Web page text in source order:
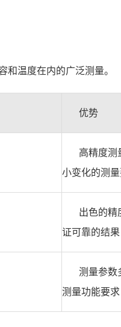
和温度在内的广泛测量。
优势
高精度测
小变化的测
出色的精
证可靠的结果
测量参数
测量功能要求